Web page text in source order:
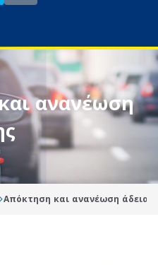
ανανέωση
Απόκτηση και ανανέωση άδειας